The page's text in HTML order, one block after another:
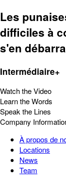
Les
difficiles à
s'en
Intermédiaire+
Watch the Video
Learn the Words
Speak the Lines
Company
À propos de
Locations
News
Team